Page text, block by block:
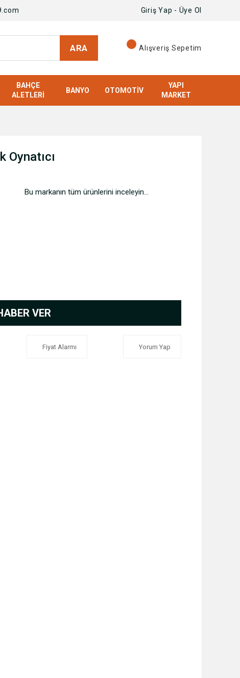
Giriş Yap - Üye Ol
ARA Alışveriş Sepetim
BAHÇE
ALETLERI
BANYO OTOMOTIV
YAPI
MARKET
Bu markanın tüm ürünlerini inceleyin...
VER
Fiyat Alarmı Yorum Yap